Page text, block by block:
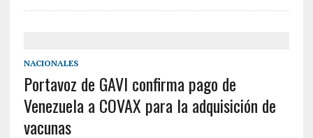
NACIONALES
Portavoz de GAVI confirma pago de
Venezuela a COVAX para la adquisición de
vacunas